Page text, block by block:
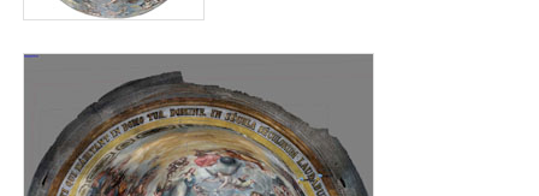
digit_san_benito_2.jpg